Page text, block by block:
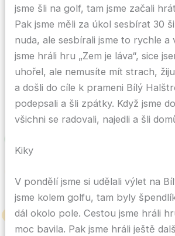
jsme šli na golf, tam jsme začali
Pak jsme měli za úkol sesbírat 30
nuda, ale sesbírali jsme to rychle a
jsme hráli hru „Zem je láva“, sice
uhořel, ale nemusíte mít strach,
a došli do cíle k prameni Bílý
podepsali a šli zpátky. Když jsme
všichni se radovali, najedli a šli
Kiky
V pondělí jsme si udělali výlet na
jsme kolem golfu, tam byly
dál okolo pole. Cestou jsme hráli
moc bavila. Pak jsme hráli ještě